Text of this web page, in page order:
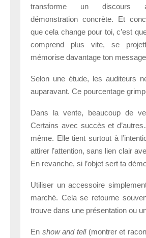
transforme un discours
démonstration concrète. Et
que cela change pour toi, c’est
comprend plus vite, se
mémorise davantage ton
Selon une étude, les auditeurs
auparavant. Ce pourcentage
Dans la vente, beaucoup de
Certains avec succès et
même. Elle tient surtout à
attirer l’attention, sans lien clair
En revanche, si l’objet sert ta
Utiliser un accessoire
marché. Cela se retourne
trouve dans une présentation ou
En show and tell(montrer et